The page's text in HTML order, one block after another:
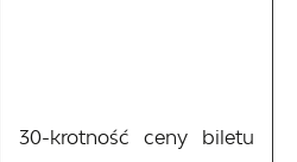
30-krotność ceny biletu